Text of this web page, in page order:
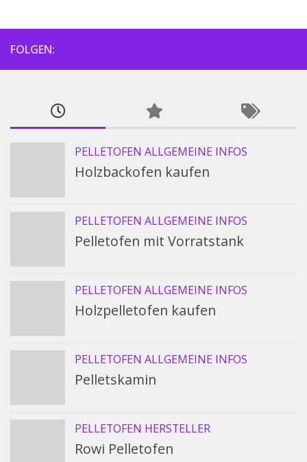
FOLGEN:
PELLETOFEN ALLGEMEINE INFOS
Holzbackofen kaufen
PELLETOFEN ALLGEMEINE INFOS
Pelletofen mit Vorratstank
PELLETOFEN ALLGEMEINE INFOS
Holzpelletofen kaufen
PELLETOFEN ALLGEMEINE INFOS
Pelletskamin
PELLETOFEN HERSTELLER
Rowi Pelletofen